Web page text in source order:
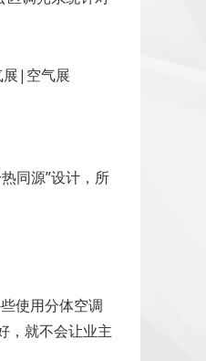
同源”设计，所
使用分体空调
，就不会让业主